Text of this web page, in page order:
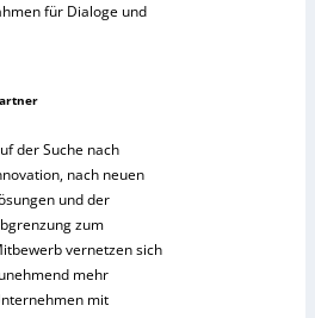
für Dialoge und
der Suche nach
nach neuen
und der
zum
vernetzen sich
mehr
mit